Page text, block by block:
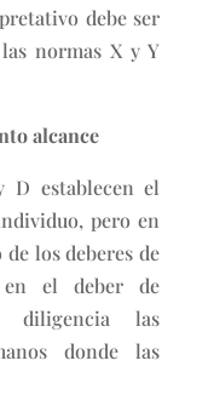
debe ser
normas X y Y
alcance
D establecen el
pero en
los deberes de
en el deber de
diligencia las
donde las